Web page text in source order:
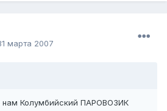
марта 2007
нам Колумбийский ПАРОВОЗИК